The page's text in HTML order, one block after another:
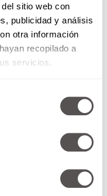
sitio web con
publicidad y análisis
otra información
recopilado a
servicios.